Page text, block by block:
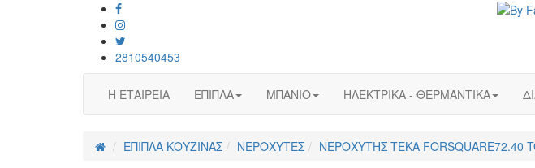
2810540453
Η ΕΤΑΙΡΕΙΑ ΕΠΙΠΛΑ ΜΠΑΝΙΟ ΗΛΕΚΤΡΙΚΑ - ΘΕΡΜΑΝΤΙΚΑ
ΕΠΙΠΛΑ ΚΟΥΖΙΝΑΣ ΝΕΡΟΧΥΤΕΣ ΝΕΡΟΧΥΤΗΣ ΤΕΚΑ FORSQUARE72.40